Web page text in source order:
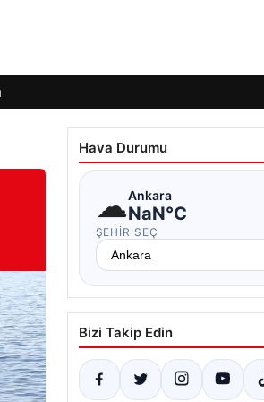
Hava Durumu
☁Ankara
NaN°C
ŞEHIR SEÇ
Bizi Takip Edin